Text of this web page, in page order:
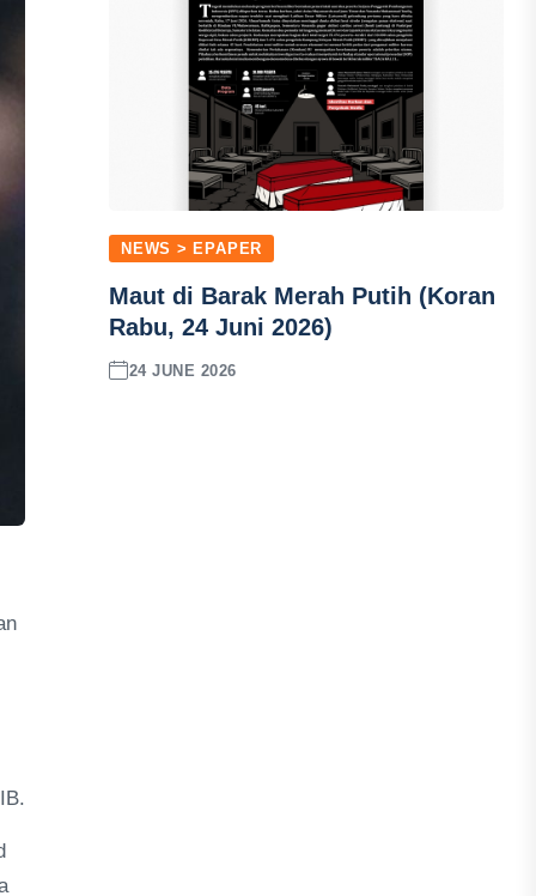
NEWS > EPAPER
Maut di Barak Merah Putih (Koran
Rabu, 24 Juni 2026)
24 JUNE 2026